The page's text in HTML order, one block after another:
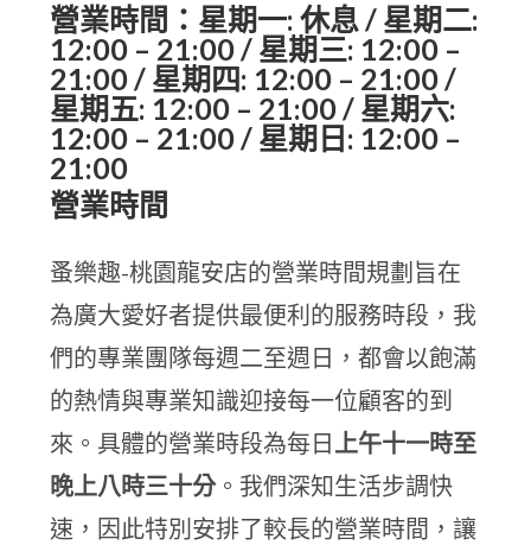
營業時間：星期一: 休息 / 星期二:
12:00 – 21:00 / 星期三: 12:00 –
21:00 / 星期四: 12:00 – 21:00 /
星期五: 12:00 – 21:00 / 星期六:
12:00 – 21:00 / 星期日: 12:00 –
21:00
營業時間
蚤樂趣-桃園龍安店的營業時間規劃旨在
為廣大愛好者提供最便利的服務時段，我
們的專業團隊每週二至週日，都會以飽滿
的熱情與專業知識迎接每一位顧客的到
來。具體的營業時段為每日上午十一時至
晚上八時三十分。我們深知生活步調快
速，因此特別安排了較長的營業時間，讓